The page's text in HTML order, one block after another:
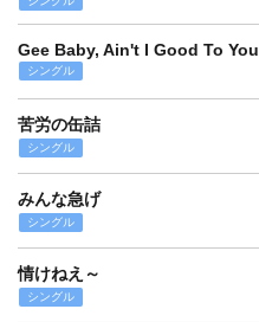
Gee Baby, Ain't I Good To You
シングル
苦労の缶詰
シングル
みんな急げ
シングル
情けねえ～
シングル